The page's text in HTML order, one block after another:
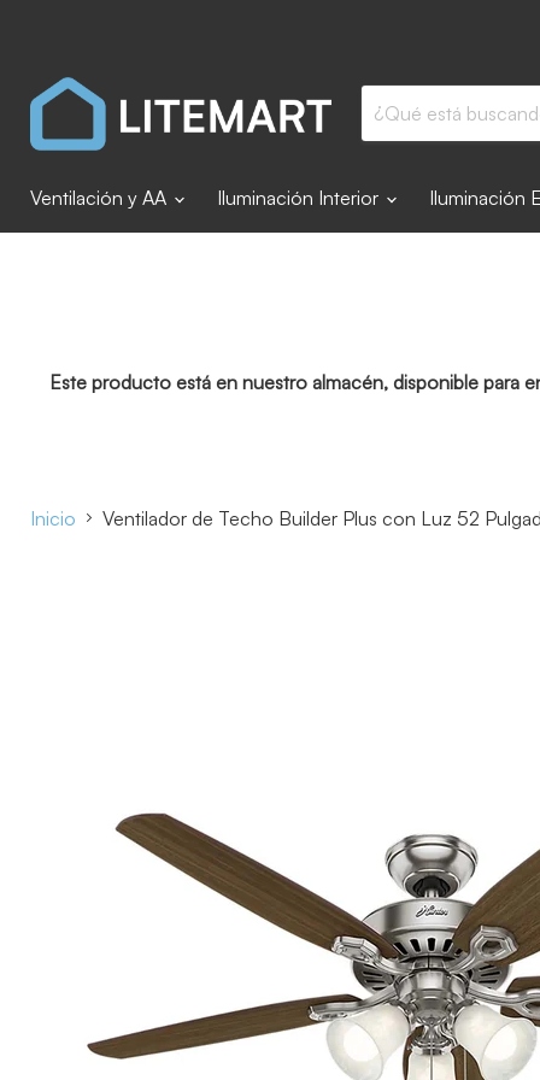
Ventilación y AA Iluminación Interior Iluminación
Este producto está en nuestro almacén, disponible para
Inicio Ventilador de Techo Builder Plus con Luz 52